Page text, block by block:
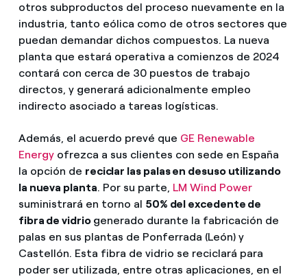
otros subproductos del proceso nuevamente en la
industria, tanto eólica como de otros sectores que
puedan demandar dichos compuestos. La nueva
planta que estará operativa a comienzos de 2024
contará con cerca de 30 puestos de trabajo
directos, y generará adicionalmente empleo
indirecto asociado a tareas logísticas.
Además, el acuerdo prevé que GE Renewable
Energyofrezca a sus clientes con sede en España
la opción de reciclar las palas en desuso utilizando
la nueva planta. Por su parte, LM Wind Power
suministrará en torno al 50% del excedente de
fibra de vidrio generado durante la fabricación de
palas en sus plantas de Ponferrada (León) y
Castellón. Esta fibra de vidrio se reciclará para
poder ser utilizada, entre otras aplicaciones, en el